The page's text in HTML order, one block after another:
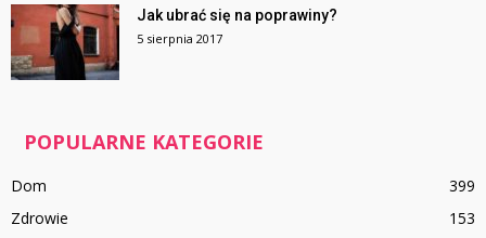
Jak ubrać się na poprawiny?
5 sierpnia 2017
POPULARNE KATEGORIE
Dom
399
Zdrowie
153